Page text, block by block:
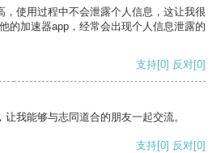
，使用过程中不会泄露个人信息，这让我很
的加速器app，经常会出现个人信息泄露的
支持[0] 反对[0]
我能够与志同道合的朋友一起交流。
支持[0] 反对[0]